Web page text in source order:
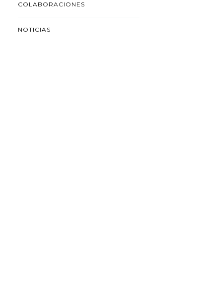
COLABORACIONES
NOTICIAS